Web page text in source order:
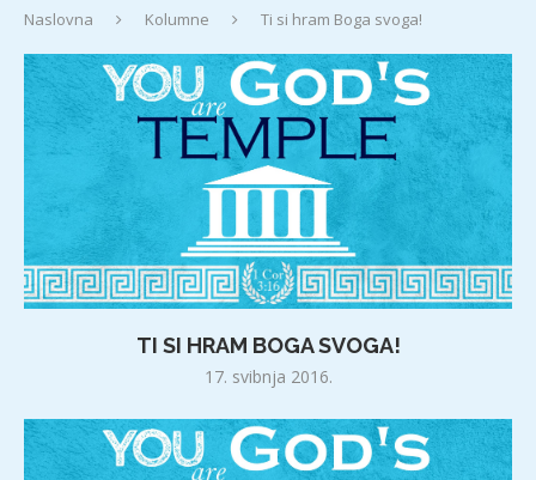
Naslovna Kolumne Ti si hram Boga svoga!
TI SI HRAM BOGA SVOGA!
17. svibnja 2016.